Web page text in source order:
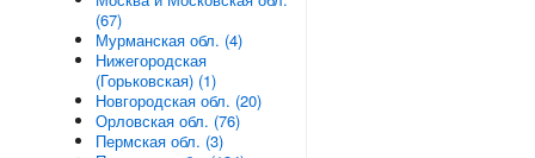
(67)
Мурманская обл. (4)
Нижегородская
(Горьковская) (1)
Новгородская обл. (20)
Орловская обл. (76)
Пермская обл. (3)